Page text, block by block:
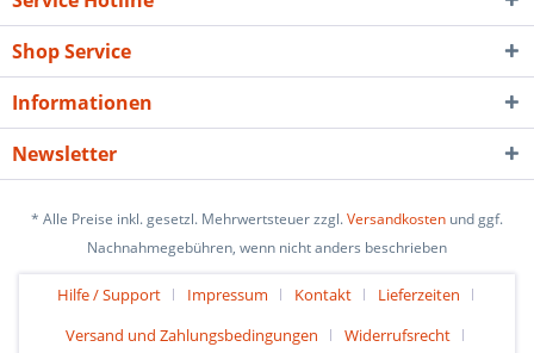
Shop Service
Informationen
Newsletter
* Alle Preise inkl. gesetzl. Mehrwertsteuer zzgl.Versandkosten und ggf.
Nachnahmegebühren, wenn nicht anders beschrieben
Hilfe / Support Impressum Kontakt
Lieferzeiten
Versand und Zahlungsbedingungen
Widerrufsrecht